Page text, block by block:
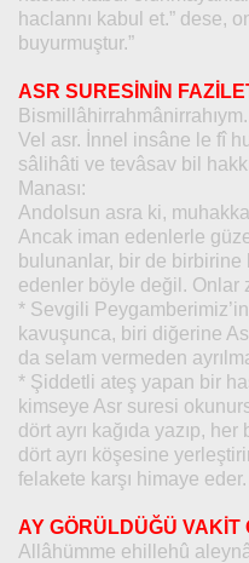
haclannı kabul et.” dese,
buyurmuştur.”
ASR SURESİNİN
Bismillâhirrahmânirrahıym.
Vel asr. İnnel insâne le fî
sâlihâti ve tevâsav bil
Manası:
Andolsun asra ki,
Ancak iman edenlerle
bulunanlar, bir de birbirine
edenler böyle değil. Onlar
* Sevgili
kavuşunca, biri diğerine
da selam vermeden
* Şiddetli ateş yapan bir
kimseye Asr suresi
dört ayrı kağıda yazıp,
dört ayrı köşesine
felakete karşı himaye eder.
AY GÖRÜLDÜĞÜ
Allâhümme ehillehû